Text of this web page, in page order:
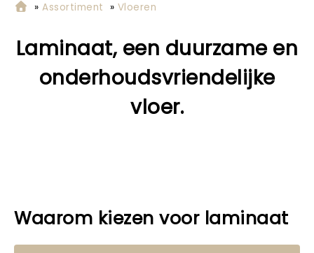
»Assortiment » Vloeren
Laminaat, een duurzame en
onderhoudsvriendelijke
vloer.
Waarom kiezen voor laminaat